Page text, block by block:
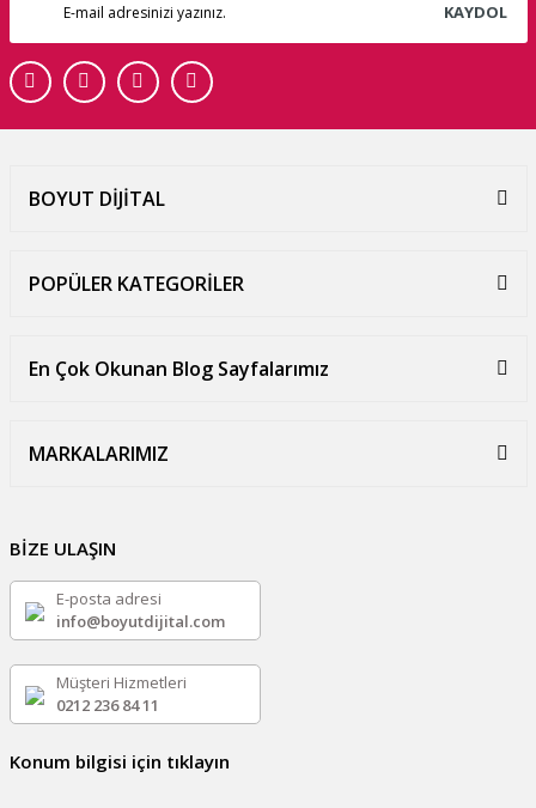
KAYDOL
BOYUT DİJİTAL
POPÜLER KATEGORİLER
En Çok Okunan Blog Sayfalarımız
MARKALARIMIZ
BİZE ULAŞIN
E-posta adresi
info@boyutdijital.com
Müşteri Hizmetleri
0212 236 84 11
Konum bilgisi için tıklayın